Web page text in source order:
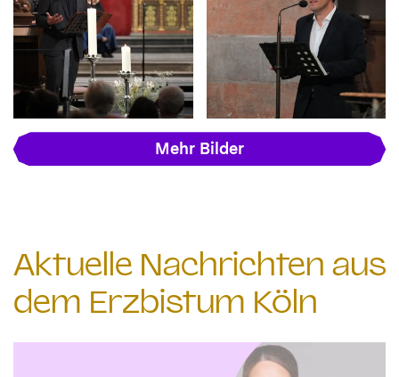
Mehr Bilder
Aktuelle Nachrichten aus
dem Erzbistum Köln